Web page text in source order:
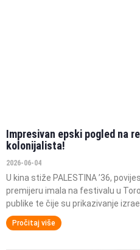
Impresivan epski pogled na
kolonijalista!
2026-06-04
U kina stiže PALESTINA ’36,
premijeru imala na festivalu u
publike te čije su prikazivanje
Pročitaj više